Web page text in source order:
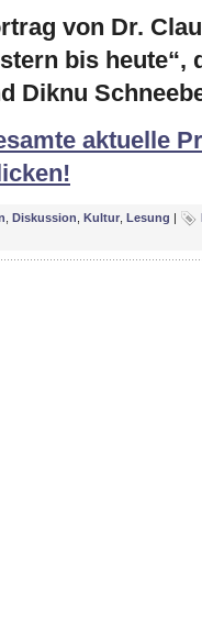
von Dr.
bis heute“,
Diknu
aktuelle
Diskussion Kultur Lesung |